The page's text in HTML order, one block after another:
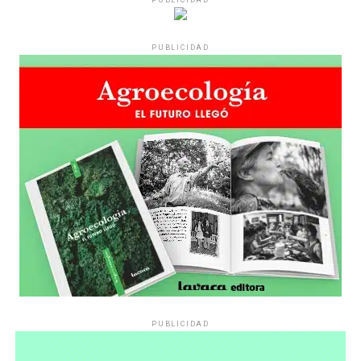
Hay varios hombres presentes: padres con sus hijas,
grupos de amigos, novios. «Con los pares que no tienen
sensibilidad al tema, la conversación se vuelve muy
estratégica, hay que evitar el choque frontal. Mi método
es a través del interrogante, que puedan encarnar la
pregunta», comparte Gonzalo, de 41 años.
PUBLICIDAD
PUBLICIDAD